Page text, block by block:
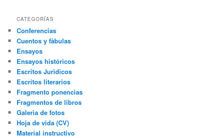
CATEGORÍAS
Conferencias
Cuentos y fàbulas
Ensayos
Ensayos históricos
Escritos Jurìdicos
Escritos literarios
Fragmento ponencias
Fragmentos de libros
Galerìa de fotos
Hoja de vida (CV)
Material instructivo